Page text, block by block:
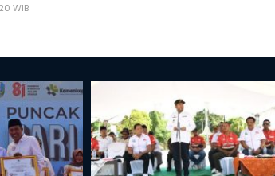
WIB